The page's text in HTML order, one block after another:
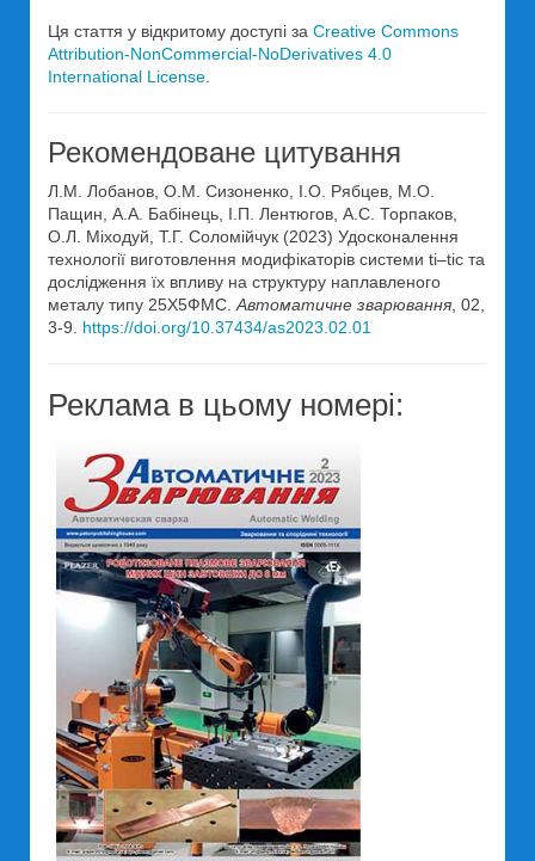
Ця стаття у відкритому доступі за Creative Commons
Attribution-NonCommercial-NoDerivatives 4.0
International License
Рекомендоване цитування
Л.М. Лобанов, О.М. Сизоненко, І.О. Рябцев, М.О.
Пащин, А.А. Бабінець, І.П. Лентюгов, А.С. Торпаков,
О.Л. Міходуй, Т.Г. Соломійчук (2023) Удосконалення
технології виготовлення модифікаторів системи ti–tic та
дослідження їх впливу на структуру наплавленого
металу типу 25Х5ФМС. Автоматичне зварювання , 02,
3-9. https://doi.org/10.37434/as2023.02.01
Реклама в цьому номері: